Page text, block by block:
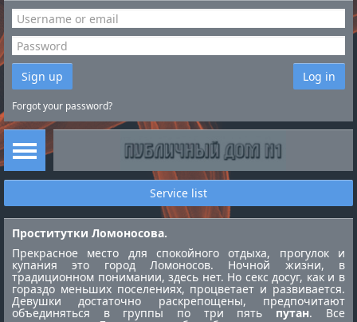
Sign up Log in
Forgot your password?
Service list
Проститутки Ломоносова.
Прекрасное место для спокойного отдыха, прогулок и
купания это город Ломоносов. Ночной жизни, в
традиционном понимании, здесь нет. Но секс досуг, как и в
гораздо меньших поселениях, процветает и развивается.
Девушки достаточно раскрепощены, предпочитают
объединяться в группы по три пять путан. Все